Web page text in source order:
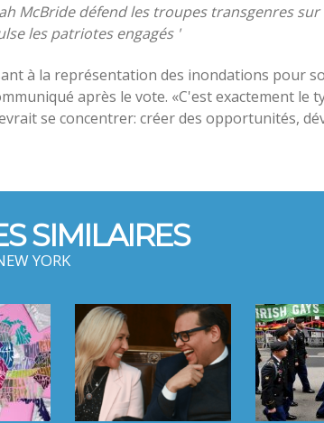
McBride défend les troupes transgenres
les patriotes engagés '
à la représentation des inondations pour
après le vote. «C'est exactement
se concentrer: créer des opportunités,
SIMILAIRES
YORK